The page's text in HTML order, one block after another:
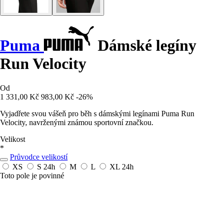
Puma
Dámské legíny
Run Velocity
Od
1 331,00 Kč 983,00 Kč -26%
Vyjadřete svou vášeň pro běh s dámskými legínami Puma Run
Velocity, navrženými známou sportovní značkou.
Velikost
*
Průvodce velikostí
XS
S 24h M L XL 24h
Toto pole je povinné